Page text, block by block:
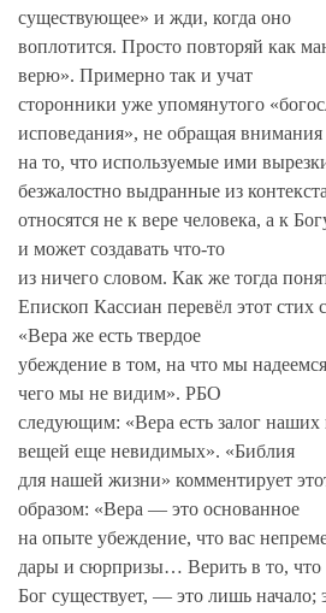
существующее» и жди, когда оно
воплотится. Просто повторяй как
верю». Примерно так и учат
сторонники уже упомянутого
исповедания», не обращая внимания
на то, что используемые ими
безжалостно выдранные из
относятся не к вере человека, а к
и может создавать что-то
из ничего словом. Как же тогда
Епископ Кассиан перевёл этот
«Вера же есть твердое
убеждение в том, на что мы
чего мы не видим». РБО
следующим: «Вера есть залог
вещей еще невидимых». «Библия
для нашей жизни» комментирует
образом: «Вера — это основанное
на опыте убеждение, что вас
дары и сюрпризы… Верить в то, что
Бог существует, — это лишь начало;